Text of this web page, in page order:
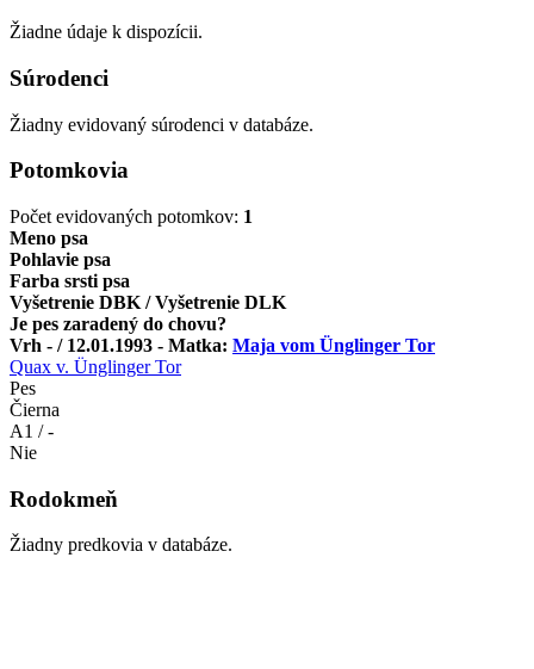
Žiadne údaje k dispozícii.
Súrodenci
Žiadny evidovaný súrodenci v databáze.
Potomkovia
Počet evidovaných potomkov: 1
Meno psa
Pohlavie psa
Farba srsti psa
Vyšetrenie DBK / Vyšetrenie DLK
Je pes zaradený do chovu?
Vrh - / 12.01.1993 - Matka: Maja vom Ünglinger Tor
Quax v. Ünglinger Tor
Pes
Čierna
A1 / -
Nie
Rodokmeň
Žiadny predkovia v databáze.